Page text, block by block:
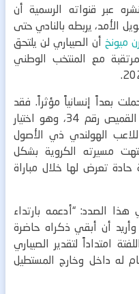
عبر قنواته الرسمية أن
الأمد، يربطه بالنادي حتى
ميونخأن الصيباري لن يلتحق
مع المنتخب الوطني
بعداً إنسانياً مؤثراً. فقد
كشف النادي أن الصيباري سيرتدي القميص رقم 34، وهو اختيار
الهولندي ذي الأصول
مسيرته الكروية بشكل
أزمة صحية حادة تعرض لها خلال مباراة
الصدد: “أدعمه بارتداء
وأريد أن أبقي ذكراه حاضرة
امتداداً لتقدير الصيباري
له داخل وخارج المستطيل